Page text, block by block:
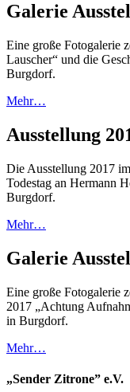
Galerie
Eine große Foto­galerie
Lauscher“ und die
Burg­dorf.
Mehr…
Ausstellung
Die Ausstellung 2017
Todestag an Hermann
Burgdorf.
Mehr…
Galerie
Eine große Foto­galerie
2017 „Achtung
in Burg­dorf.
Mehr…
„Sender Zitrone” e.V.